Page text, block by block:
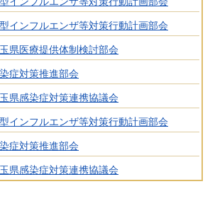
インフルエンザ等対策行動計画部会
県医療提供体制検討部会
症対策推進部会
県感染症対策連携協議会
インフルエンザ等対策行動計画部会
症対策推進部会
県感染症対策連携協議会